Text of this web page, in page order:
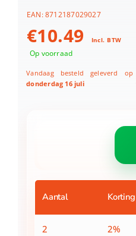
EAN:8712187029027
€10.49 Incl. BTW
Op voorraad
Vandaag besteld geleverd op
donderdag 16 juli
16
Aantal Korting
2 2%